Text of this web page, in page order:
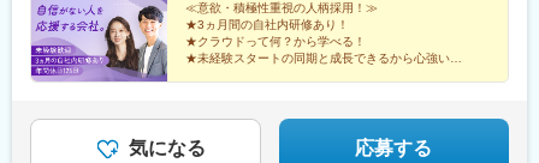
がある方は、現職・前職給与を考慮します。☆明確な評価制度あ
り。個人の頑張りに応じて評価します。【年収例】年収450万円
（経験2年入社）年収750万円（経験3年入社）年収950万円（経験
5年入社）
≪意欲・積極性重視の人柄採用！≫
★3ヵ月間の自社内研修あり！
★クラウドって何？から学べる！
★未経験スタートの同期と成長できるから心強い！
気になる 応募する